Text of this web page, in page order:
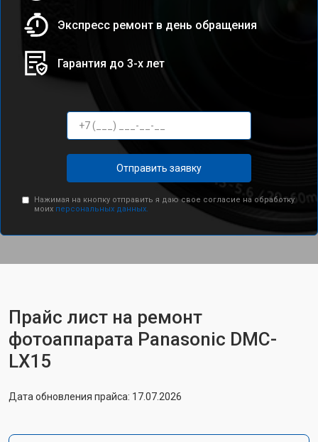
Экспресс ремонт в день обращения
Гарантия до 3-х лет
Отправить заявку
Нажимая на кнопку отправить я даю свое согласие на обработку
моих персональных данных.
Прайс лист на ремонт
фотоаппарата Panasonic DMC-
LX15
Дата обновления прайса: 17.07.2026